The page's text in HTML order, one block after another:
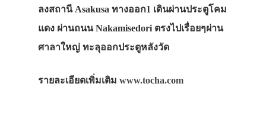
ลงสถานี Asakusa ทางออก1 เดินผ่านประตูโคม
แดง ผ่านถนน Nakamisedori ตรงไปเรื่อยๆผ่าน
ศาลาใหญ่ ทะลุออกประตูหลังวัด
รายละเอียดเพิ่มเติม www.tocha.com